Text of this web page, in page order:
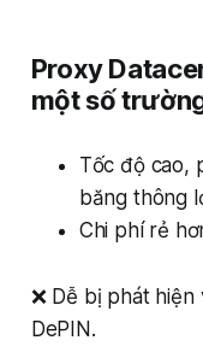
Proxy
một số
Tốc độ cao,
băng thông
Chi phí rẻ
❌ Dễ bị phát
DePIN.